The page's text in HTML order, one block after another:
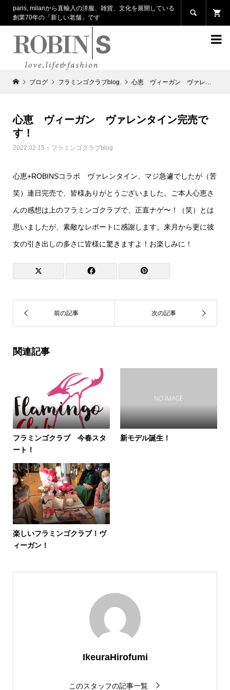
paris, milanから直輸入の洋服、雑貨、文化を展開している
創業70年の「新しい老舗」です


ブログ フラミンゴクラブblog. 心恵 ヴィーガン ヴァレンタイン完売です！
心恵 ヴィーガン ヴァレンタイン完売で
す！
2022.02.15 フラミンゴクラブblog.
心恵+ROBINSコラボ ヴァレンタイン、マジ急遽でしたが（苦
笑）連日完売で、皆様ありがとうございました。ご本人心恵さ
んの感想は上のフラミンゴクラブで、正直ナゲ〜！（笑）とは
思いましたが、素敵なレポートに感謝します。来月から更に彼
女の引き出しの多さに皆様に驚きますよ！お楽しみに！
関連記事
フラミンゴクラブ 今春スタ
ート！
新モデル誕生！
楽しいフラミンゴクラブ！ヴ
ィーガン！
IkeuraHirofumi
このスタッフの記事一覧